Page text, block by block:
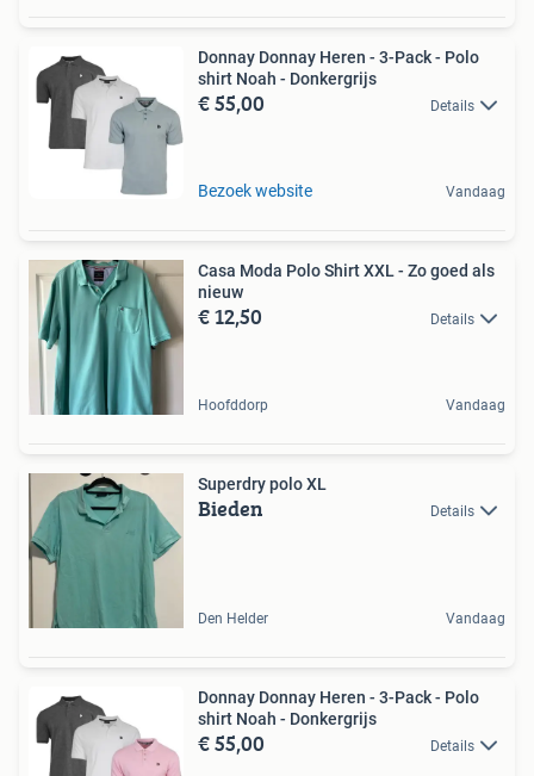
Donnay Donnay Heren - 3-Pack - Polo
shirt Noah - Donkergrijs
€ 55,00 Details
Bezoek website Vandaag
Casa Moda Polo Shirt XXL - Zo goed als
nieuw
€ 12,50 Details
Hoofddorp Vandaag
Superdry polo XL
Bieden Details
Den Helder Vandaag
Donnay Donnay Heren - 3-Pack - Polo
shirt Noah - Donkergrijs
€ 55,00 Details